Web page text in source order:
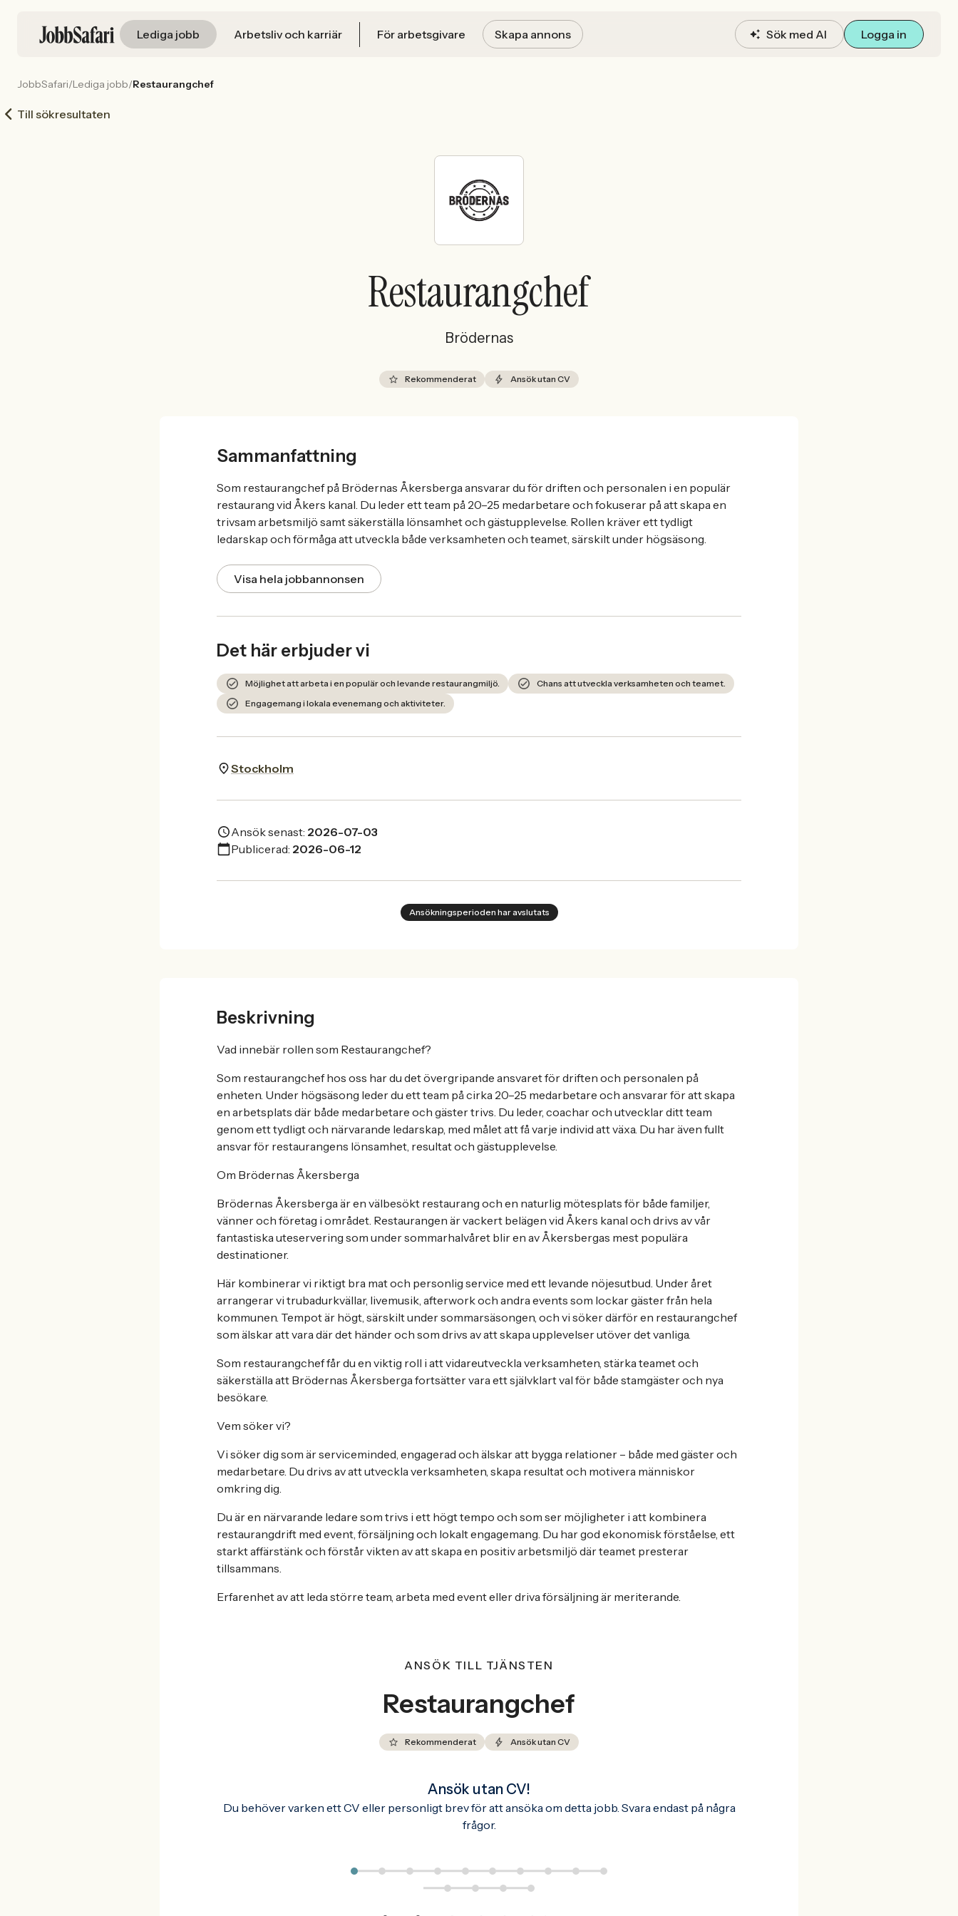
Lediga jobb Arbetsliv och karriär För arbetsgivare Skapa annons Sök med AI Logga in
JobbSafari/Lediga jobb/Restaurangchef
Till sökresultaten
Restaurangchef
Brödernas
Rekommenderat Ansök utan CV
Sammanfattning
Som restaurangchef på Brödernas Åkersberga ansvarar du för driften och personalen i en populär
restaurang vid Åkers kanal. Du leder ett team på 20–25 medarbetare och fokuserar på att skapa en
trivsam arbetsmiljö samt säkerställa lönsamhet och gästupplevelse. Rollen kräver ett tydligt
ledarskap och förmåga att utveckla både verksamheten och teamet, särskilt under högsäsong.
Visa hela jobbannonsen
Det här erbjuder vi
Möjlighet att arbeta i en populär och levande restaurangmiljö.
Chans att utveckla verksamheten och teamet.
Engagemang i lokala evenemang och aktiviteter.
Stockholm
Ansök senast: 2026-07-03
Publicerad: 2026-06-12
Ansökningsperioden har avslutats
Beskrivning
Vad innebär rollen som Restaurangchef?
Som restaurangchef hos oss har du det övergripande ansvaret för driften och personalen på
enheten. Under högsäsong leder du ett team på cirka 20–25 medarbetare och ansvarar för att skapa
en arbetsplats där både medarbetare och gäster trivs. Du leder, coachar och utvecklar ditt team
genom ett tydligt och närvarande ledarskap, med målet att få varje individ att växa. Du har även fullt
ansvar för restaurangens lönsamhet, resultat och gästupplevelse.
Om Brödernas Åkersberga
Brödernas Åkersberga är en välbesökt restaurang och en naturlig mötesplats för både familjer,
vänner och företag i området. Restaurangen är vackert belägen vid Åkers kanal och drivs av vår
fantastiska uteservering som under sommarhalvåret blir en av Åkersbergas mest populära
destinationer.
Här kombinerar vi riktigt bra mat och personlig service med ett levande nöjesutbud. Under året
arrangerar vi trubadurkvällar, livemusik, afterwork och andra events som lockar gäster från hela
kommunen. Tempot är högt, särskilt under sommarsäsongen, och vi söker därför en restaurangchef
som älskar att vara där det händer och som drivs av att skapa upplevelser utöver det vanliga.
Som restaurangchef får du en viktig roll i att vidareutveckla verksamheten, stärka teamet och
säkerställa att Brödernas Åkersberga fortsätter vara ett självklart val för både stamgäster och nya
besökare.
Vem söker vi?
Vi söker dig som är serviceminded, engagerad och älskar att bygga relationer – både med gäster och
medarbetare. Du drivs av att utveckla verksamheten, skapa resultat och motivera människor
omkring dig.
Du är en närvarande ledare som trivs i ett högt tempo och som ser möjligheter i att kombinera
restaurangdrift med event, försäljning och lokalt engagemang. Du har god ekonomisk förståelse, ett
starkt affärstänk och förstår vikten av att skapa en positiv arbetsmiljö där teamet presterar
tillsammans.
Erfarenhet av att leda större team, arbeta med event eller driva försäljning är meriterande.
ANSÖK TILL TJÄNSTEN
Restaurangchef
Rekommenderat Ansök utan CV
Ansök utan CV!
Du behöver varken ett CV eller personligt brev för att ansöka om detta jobb. Svara endast på några
frågor.